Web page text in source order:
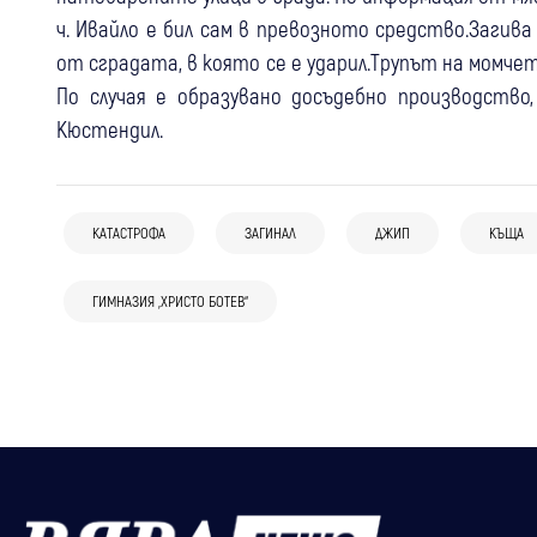
ч. Ивайло е бил сам в превозното
от сградата, в която се е ударил.Трупът на
По случая е образувано досъдебно
Кюстендил.
КАТАСТРОФА ЗАГИНАЛ ДЖИП КЪЩА
ГИМНАЗИЯ „ХРИСТО БОТЕВ“
тротинетка
Мъж и две жени пострадаха при
19-годишна шофьорка катастрофира,